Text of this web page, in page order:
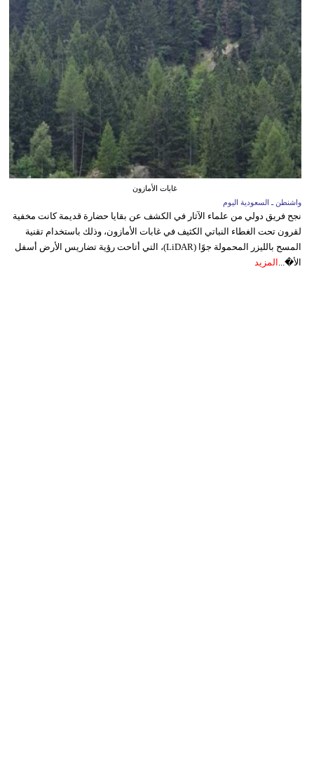
غابات الأمازون
واشنطن ـ السعودية اليوم
نجح فريق دولي من علماء الآثار في الكشف عن بقايا حضارة قديمة كانت مخفية
لقرون تحت الغطاء النباتي الكثيف في غابات الأمازون، وذلك باستخدام تقنية
المسح بالليزر المحمولة جوًا (LiDAR)، التي أتاحت رؤية تضاريس الأرض أسفل
الأ�... المزيد